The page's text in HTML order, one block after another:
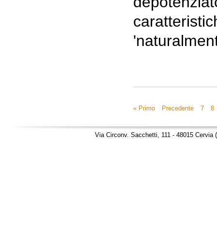
« Primo Precedente 7 8
Via Circonv. Sacchetti, 111 - 48015